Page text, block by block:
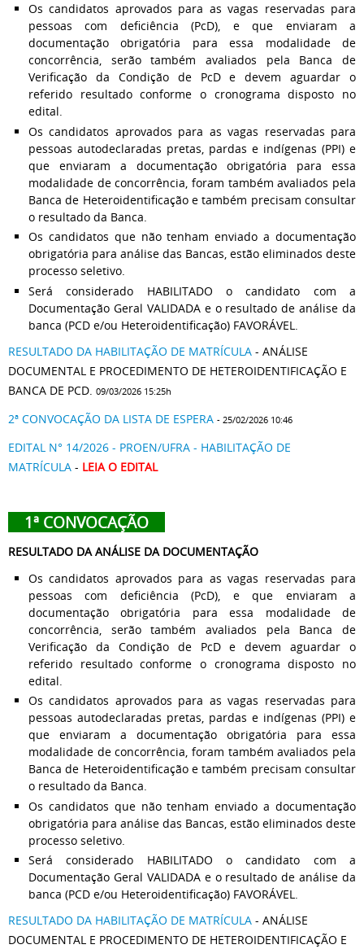
Os candidatos aprovados para as vagas reservadas para
pessoas com deficiência (PcD), e que enviaram a
documentação obrigatória para essa modalidade de
concorrência, serão também avaliados pela Banca de
Verificação da Condição de PcD e devem aguardar o
referido resultado conforme o cronograma disposto no
edital.
Os candidatos aprovados para as vagas reservadas para
pessoas autodeclaradas pretas, pardas e indígenas (PPI) e
que enviaram a documentação obrigatória para essa
modalidade de concorrência, foram também avaliados pela
Banca de Heteroidentificação e também precisam consultar
o resultado da Banca.
Os candidatos que não tenham enviado a documentação
obrigatória para análise das Bancas, estão eliminados deste
processo seletivo.
Será considerado HABILITADO o candidato com a
Documentação Geral VALIDADA e o resultado de análise da
banca (PCD e/ou Heteroidentificação) FAVORÁVEL.
RESULTADO DA HABILITAÇÃO DE MATRÍCULA - ANÁLISE
DOCUMENTAL E PROCEDIMENTO DE HETEROIDENTIFICAÇÃO E
BANCA DE PCD. 09/03/2026 15:25h
2ª CONVOCAÇÃO DA LISTA DE ESPERA - 25/02/2026 10:46
EDITAL N° 14/2026 - PROEN/UFRA - HABILITAÇÃO DE
MATRÍCULA - LEIA O EDITAL
1ª CONVOCAÇÃO
RESULTADO DA ANÁLISE DA DOCUMENTAÇÃO
Os candidatos aprovados para as vagas reservadas para
pessoas com deficiência (PcD), e que enviaram a
documentação obrigatória para essa modalidade de
concorrência, serão também avaliados pela Banca de
Verificação da Condição de PcD e devem aguardar o
referido resultado conforme o cronograma disposto no
edital.
Os candidatos aprovados para as vagas reservadas para
pessoas autodeclaradas pretas, pardas e indígenas (PPI) e
que enviaram a documentação obrigatória para essa
modalidade de concorrência, foram também avaliados pela
Banca de Heteroidentificação e também precisam consultar
o resultado da Banca.
Os candidatos que não tenham enviado a documentação
obrigatória para análise das Bancas, estão eliminados deste
processo seletivo.
Será considerado HABILITADO o candidato com a
Documentação Geral VALIDADA e o resultado de análise da
banca (PCD e/ou Heteroidentificação) FAVORÁVEL.
RESULTADO DA HABILITAÇÃO DE MATRÍCULA - ANÁLISE
DOCUMENTAL E PROCEDIMENTO DE HETEROIDENTIFICAÇÃO E